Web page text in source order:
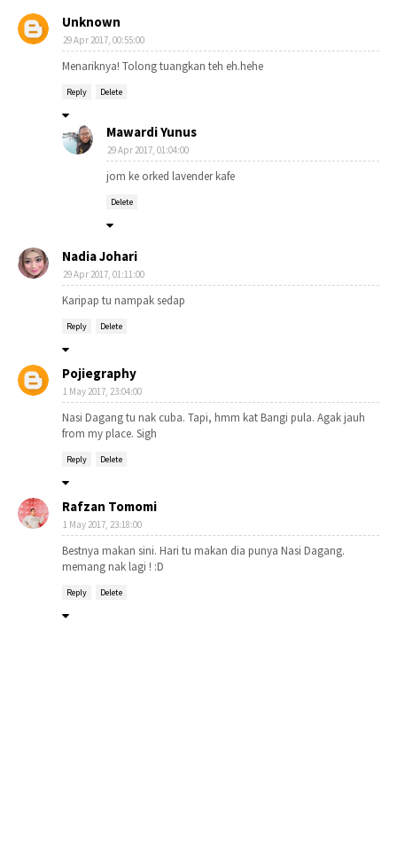
Unknown
29 Apr 2017, 00:55:00
Menariknya! Tolong tuangkan teh eh.hehe
Reply Delete
Mawardi Yunus
29 Apr 2017, 01:04:00
jom ke orked lavender kafe
Delete
Nadia Johari
29 Apr 2017, 01:11:00
Karipap tu nampak sedap
Reply Delete
Pojiegraphy
1 May 2017, 23:04:00
Nasi Dagang tu nak cuba. Tapi, hmm kat Bangi pula. Agak jauh
from my place. Sigh
Reply Delete
Rafzan Tomomi
1 May 2017, 23:18:00
Bestnya makan sini. Hari tu makan dia punya Nasi Dagang.
memang nak lagi ! :D
Reply Delete